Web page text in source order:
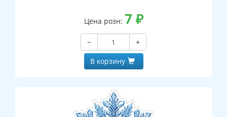
Цена розн: 7 ₽
−
+
В корзину